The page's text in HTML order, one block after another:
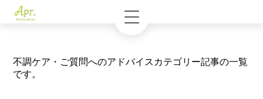
不調ケア・ご質問へのアドバイスカテゴリー記事の一覧
です。